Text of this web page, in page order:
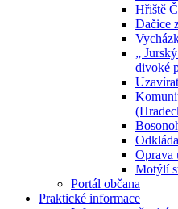
Hřiště
Dačice
„
divoké
Oprava
Motýlí
Portál občana
Praktické informace